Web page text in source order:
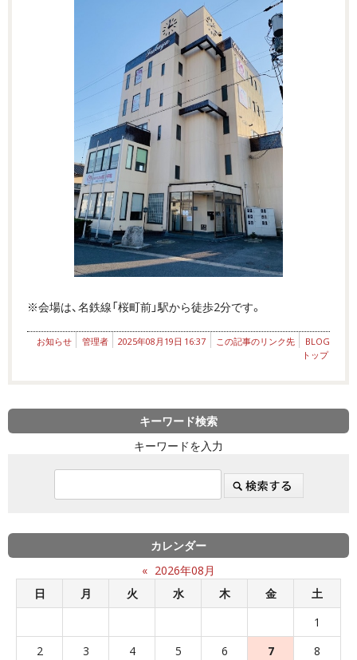
※会場は、名鉄線「桜町前」駅から徒歩2分です。
お知らせ 管理者 2025年08月19日 16:37 この記事のリンク先
BLOG
トップ
キーワード検索
キーワードを入力
カレンダー
« 2026年08月
日
月 火 水 木 金
土
1
2
3 4 5 6 7 8